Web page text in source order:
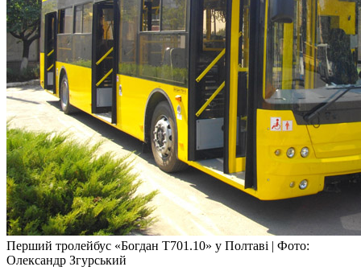
Перший тролейбус «Богдан Т701.10» у Полтаві | Фото:
Олександр Згурський